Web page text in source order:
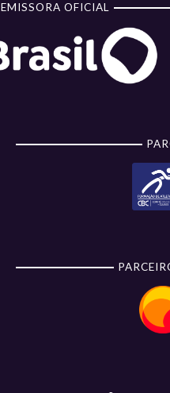
EMISSORA OFICIAL